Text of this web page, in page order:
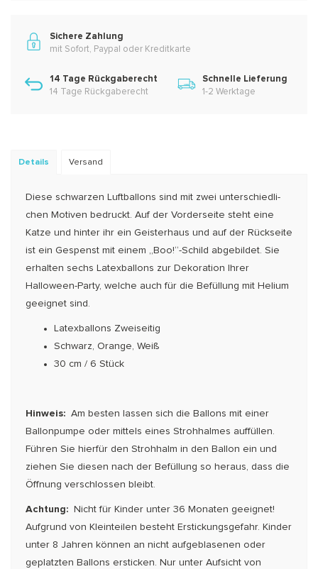
Sichere Zahlung
mit Sofort, Paypal oder Kreditkarte
14 Tage Rückgaberecht
14 Tage Rückgaberecht
Schnelle Lieferung
1-2 Werktage
Details Versand
Diese schwarzen Luftballons sind mit zwei unterschiedli­
chen Motiven bedruckt. Auf der Vorderseite steht eine
Katze und hinter ihr ein Geisterhaus und auf der Rück­seite
ist ein Gespenst mit einem „Boo!“-Schild abgebildet. Sie
erhalten sechs Latexballons zur Dekoration Ihrer
Halloween-Party, welche auch für die Befüllung mit Helium
geeignet sind.
Latexballons Zweiseitig
Schwarz, Orange, Weiß
30 cm / 6 Stück
Hinweis: Am besten lassen sich die Ballons mit einer
Ballonpumpe oder mittels eines Strohhalmes auffüllen.
Führen Sie hierfür den Strohhalm in den Bal­lon ein und
ziehen Sie diesen nach der Befüllung so heraus, dass die
Öffnung verschlossen bleibt.
Achtung:
Nicht für Kinder unter 36 Monaten geeignet!
Aufgrund von Kleinteilen besteht Erstickungsgefahr. Kinder
unter 8 Jahren können an nicht aufgeblasenen oder
geplatzten Ballons ersticken. Nur unter Aufsicht von